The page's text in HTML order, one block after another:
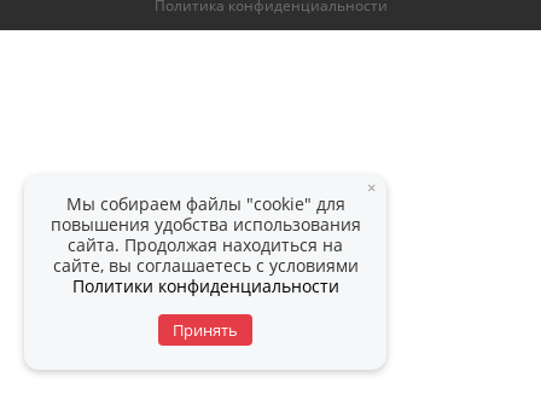
Политика конфиденциальности
×
Мы собираем файлы "cookie" для
повышения удобства использования
сайта. Продолжая находиться на
сайте, вы соглашаетесь с условиями
Политики конфиденциальности
Принять